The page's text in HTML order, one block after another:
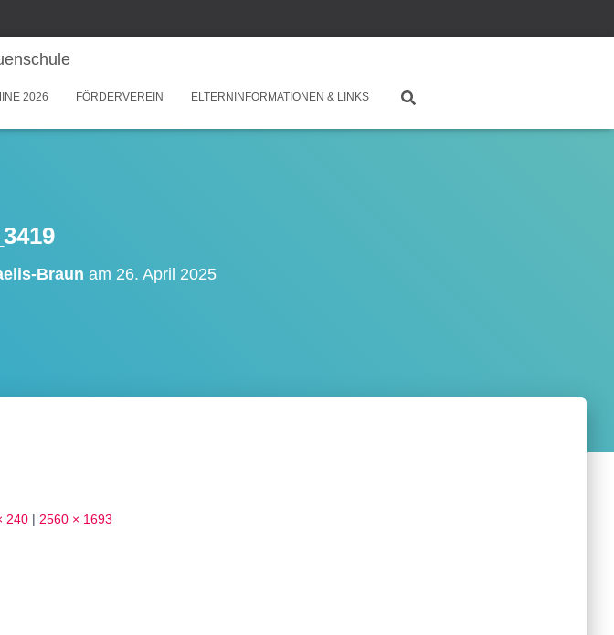
2026 FÖRDERVEREIN ELTERNINFORMATIONEN & LINKS
Braun am 26. April 2025
240 | 2560 × 1693